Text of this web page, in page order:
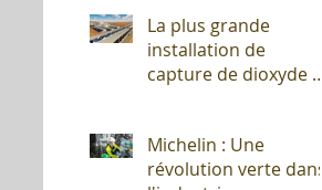
La plus grande
installation de
capture de dioxyde de
terre !
Michelin : Une
révolution verte dans